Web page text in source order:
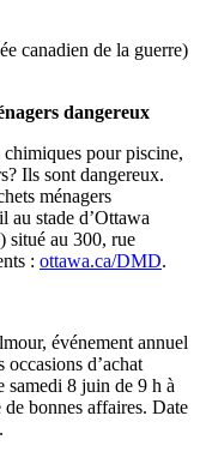
canadien de la guerre)
dangereux
pour piscine,
Ils sont dangereux.
ménagers
au stade d’Ottawa
situé au 300, rue
: ottawa.ca/DMD.
événement annuel
d’achat
samedi 8 juin de 9 h à
bonnes affaires. Date